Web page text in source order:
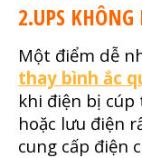
2.UPS
Một điểm dễ
thay bình ắc
khi điện bị cúp
hoặc lưu điện
cung cấp điện